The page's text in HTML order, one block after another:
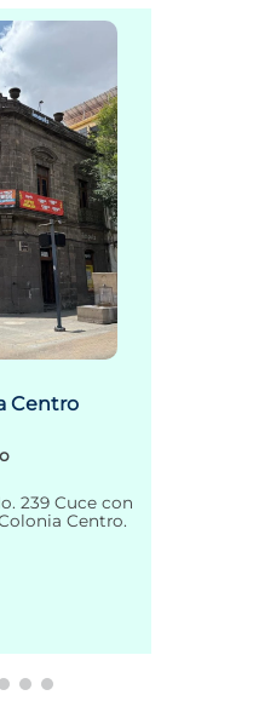
Centro
239 Cuce con
Centro.